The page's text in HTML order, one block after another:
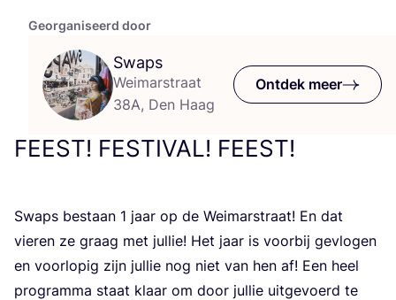
Georganiseerd door
Swaps
Weimarstraat
38A, Den Haag
Ontdek meer
FEEST! FESTIVAL! FEEST!
Swaps bestaan 1 jaar op de Wei­mars­traat! En dat
vie­ren ze graag met jul­lie! Het jaar is voor­bij gevlo­gen
en voor­lo­pig zijn jul­lie nog niet van hen af! Een heel
pro­gram­ma staat klaar om door jul­lie uit­ge­voerd te